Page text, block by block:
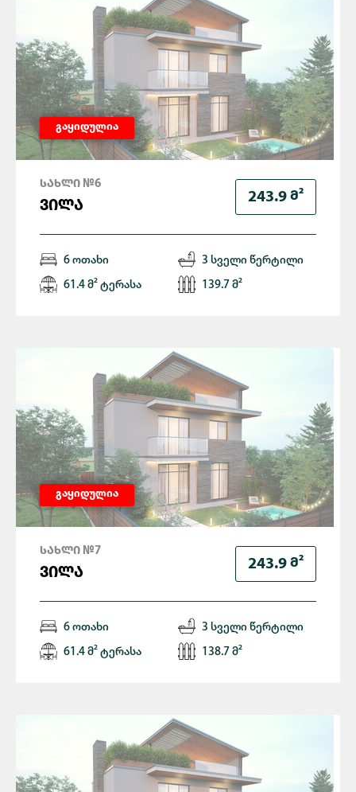
გაყიდულია
243.9 Მ²
ᲡᲐᲮᲚᲘ №6
ᲕᲘᲚᲐ
6 ოთახი 3 სველი წერტილი
61.4 მ² ტერასა 139.7 მ²
გაყიდულია
243.9 Მ²
ᲡᲐᲮᲚᲘ №7
ᲕᲘᲚᲐ
6 ოთახი 3 სველი წერტილი
61.4 მ² ტერასა 138.7 მ²